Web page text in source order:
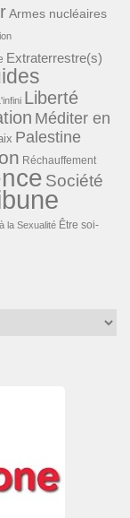
Armes nucléaires
Extraterrestre(s)
Liberté
Méditer en
Palestine
Réchauffement
Société
la Sexualité Être soi-